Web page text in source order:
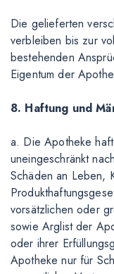
Die gelieferten
verbleiben bis zur
bestehenden
Eigentum der
8. Haftung und
a. Die Apotheke
uneingeschränkt
Schäden an Leben,
vorsätzlichen oder
sowie Arglist der
oder ihrer
Apotheke nur für